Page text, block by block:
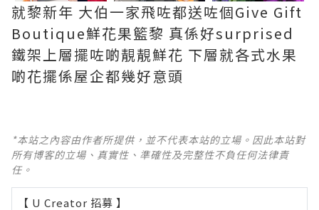
就黎新年 大伯一家飛咗都送咗個Give Gift
Boutique鮮花果籃黎 真係好surprised
鐵架上層擺咗啲靚靚鮮花 下層就各式水果
啲花擺係屋企都幾好意頭
*本站之內容由作者所提供，並不代表本站的立場。因此本站對
所有博客的立場、真實性、準確性及完整性不負任何法律責
任。
【 U Creator 招募 】